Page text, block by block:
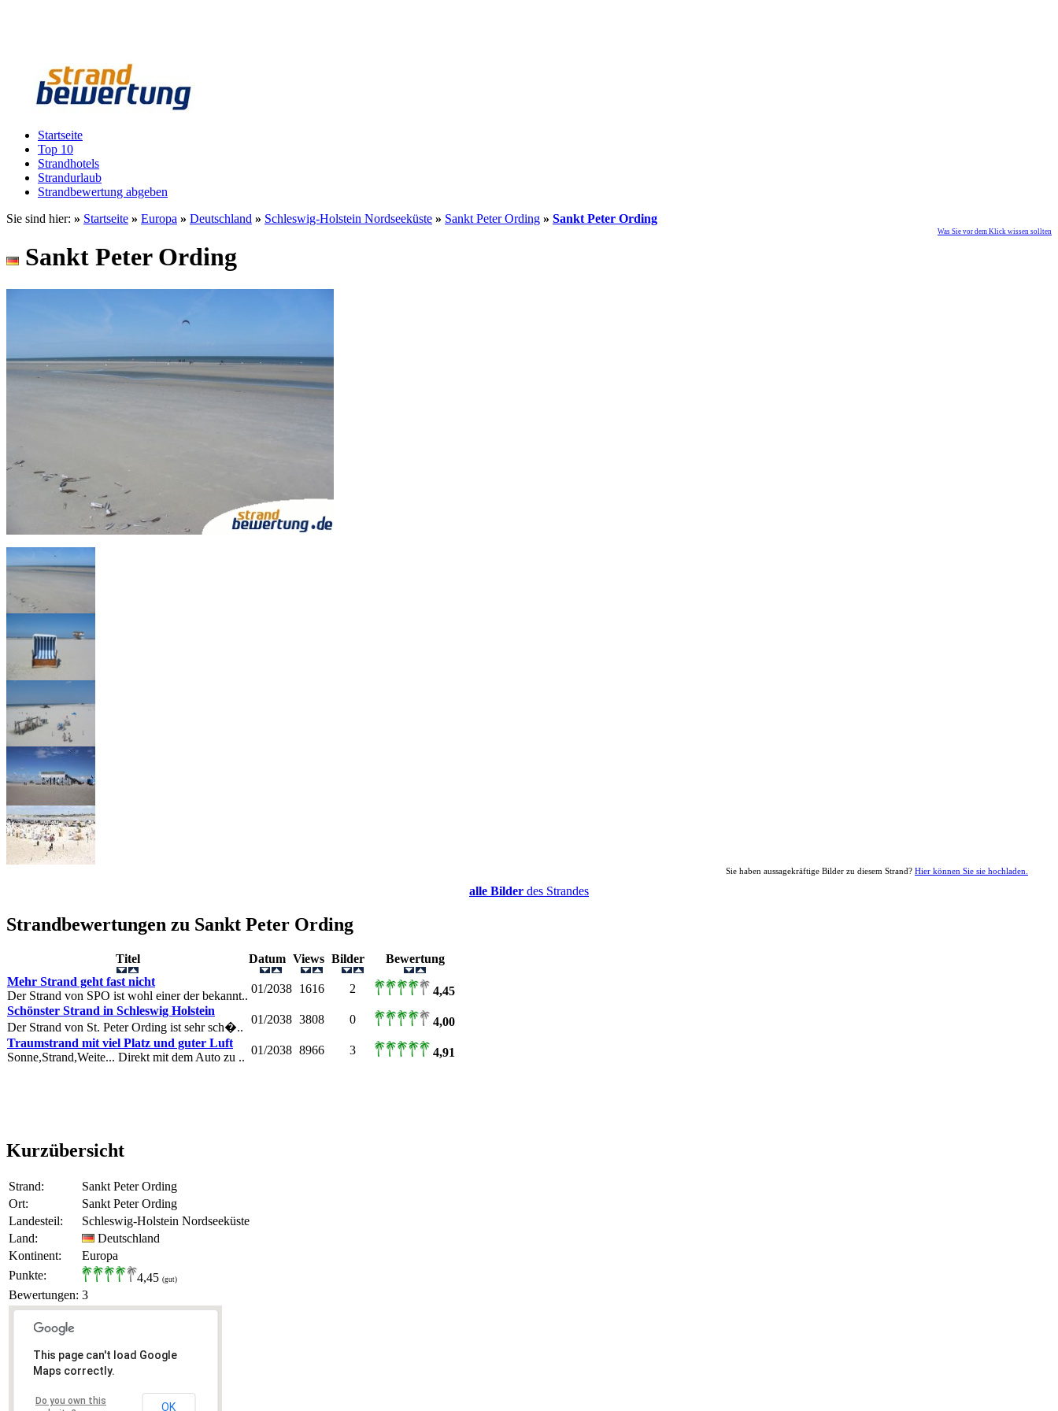
Startseite
Top 10
Strandhotels
Strandurlaub
Strandbewertung abgeben
Was Sie vor dem Klick wissen sollten
Sie sind hier: » Startseite » Europa » Deutschland » Schleswig-Holstein Nordseeküste » Sankt Peter Ording » Sankt Peter Ording
Sankt Peter Ording
Sie haben aussagekräftige Bilder zu diesem Strand? Hier können Sie sie hochladen.
alle Bilder des Strandes
Strandbewertungen zu Sankt Peter Ording
Titel Datum Views Bilder
Bewertung
Mehr Strand geht fast nicht
Der Strand von SPO ist wohl einer der bekannt..
01/2038 1616 2
4,45
Schönster Strand in Schleswig Holstein
Der Strand von St. Peter Ording ist sehr sch�..
01/2038 3808 0
4,00
Traumstrand mit viel Platz und guter Luft
Sonne,Strand,Weite... Direkt mit dem Auto zu ..
01/2038 8966 3 4,91
Kurzübersicht
Strand:
Sankt Peter Ording
Ort:
Sankt Peter Ording
Landesteil:
Schleswig-Holstein Nordseeküste
Land:
Deutschland
Kontinent:
Europa
Punkte:
4,45 (gut)
Bewertungen: 3
This page can't load Google
Maps correctly.
Do you own this
OK